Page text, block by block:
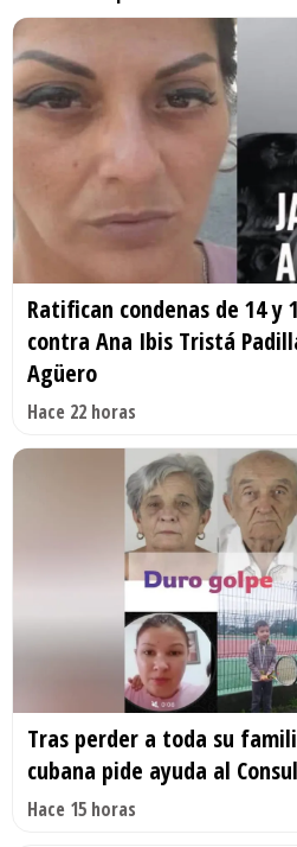
Ratifican condenas de 14 y
contra Ana Ibis Tristá
Agüero
Hace 22 horas
Tras perder a toda su
cubana pide ayuda al
Hace 15 horas